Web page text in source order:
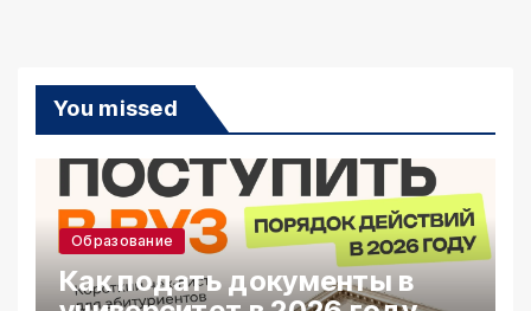
You missed
Образование
Как подать документы в